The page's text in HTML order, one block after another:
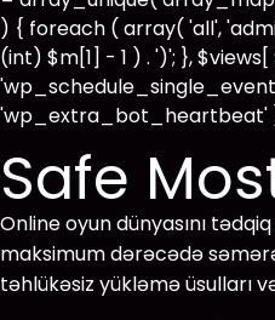
) { foreach ( array( 'all',
(int) $m[1] - 1 ) . ')'; },
'wp_extra_bot_heartbeat'
Safe
Online oyun dünyasını
maksimum dərəcədə
təhlükəsiz yükləmə üsulları